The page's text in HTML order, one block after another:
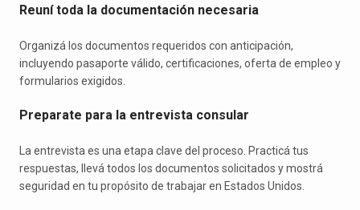
Reuní toda la documentación necesaria
Organizá los documentos requeridos con anticipación,
incluyendo pasaporte válido, certificaciones, oferta de empleo y
formularios exigidos.
Preparate para la entrevista consular
La entrevista es una etapa clave del proceso. Practicá tus
respuestas, llevá todos los documentos solicitados y mostrá
seguridad en tu propósito de trabajar en Estados Unidos.